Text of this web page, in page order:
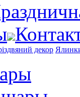
декор